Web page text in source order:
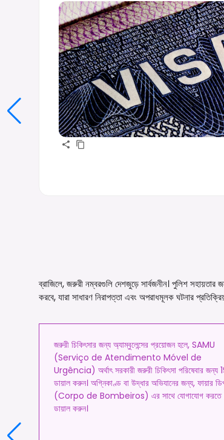
ব্রাজিলে, জরুরী নম্বরগুলি দেশজুড়ে সার্বজনীন। পুলিশ
করবে, যারা সাধারণ নিরাপত্তা এবং অপরাধমূলক ঘটনার
জরুরী চিকিৎসার জন্য অ্যাম্বুলেন্সের প্রয়োজন হলে, SAMU
(Serviço de Atendimento Móvel de
Urgência) অর্থাৎ সরকারী জরুরী চিকিৎসা পরিষেবার জন্য
ডায়াল করুন। অগ্নিকাণ্ড বা উদ্ধার অভিযানের জন্য, ফায়ার
(Corpo de Bombeiros) এর সাথে যোগাযোগ করতে
ডায়াল করুন।